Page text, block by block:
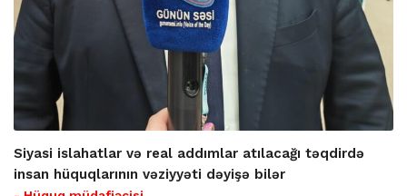
Siyasi islahatlar və real addımlar atılacağı təqdirdə
insan hüquqlarının vəziyyəti dəyişə bilər